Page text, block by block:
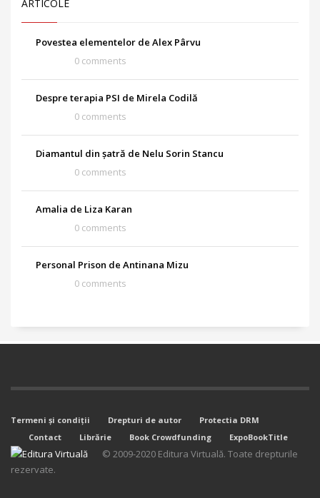
ARTICOLE
Povestea elementelor de Alex Pârvu
0 comments
Despre terapia PSI de Mirela Codilă
0 comments
Diamantul din șatră de Nelu Sorin Stancu
0 comments
Amalia de Liza Karan
0 comments
Personal Prison de Antinana Mizu
0 comments
Termeni şi condiţii Drepturi de autor
Protectia DRM
Contact
Librărie Book Crowdfunding ExpoBookTitle
© 2009-2020 Editura Virtuală. Toate drepturile
rezervate.